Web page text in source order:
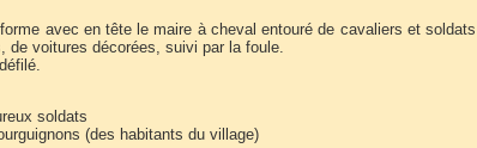
avec en tête le maire à cheval entouré de cavaliers et soldats
de voitures décorées, suivi par la foule.
soldats
(des habitants du village)